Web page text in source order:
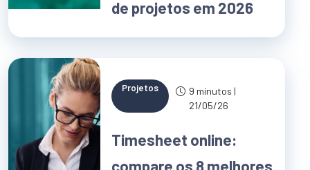
de projetos em 2026
Projetos
9 minutos |
21/05/26
Timesheet online:
compare os 8 melhores